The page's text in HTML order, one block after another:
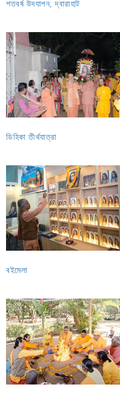
শতবর্ষ উদযাপন, দ্বারাহাট
ডিহিকা তীর্থযাত্রা
বইমেলা